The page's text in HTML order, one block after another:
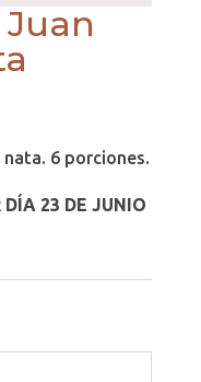
Juan
nata. 6 porciones.
DÍA 23 DE JUNIO